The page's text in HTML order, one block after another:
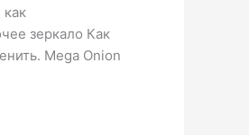
зеркало Как
Mega Onion